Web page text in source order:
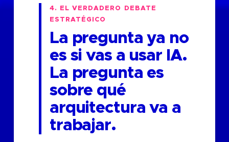
4. EL VERDADERO DEBATE
ESTRATÉGICO
La pregunta ya no
es si vas a usar IA.
La pregunta es
sobre qué
arquitectura va a
trabajar.